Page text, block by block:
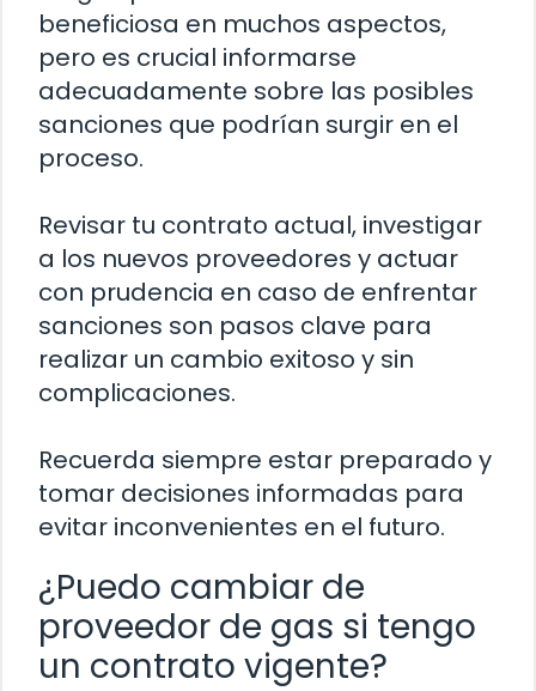
beneficiosa en muchos aspectos,
pero es crucial informarse
adecuadamente sobre las posibles
sanciones que podrían surgir en el
proceso.
Revisar tu contrato actual, investigar
a los nuevos proveedores y actuar
con prudencia en caso de enfrentar
sanciones son pasos clave para
realizar un cambio exitoso y sin
complicaciones.
Recuerda siempre estar preparado y
tomar decisiones informadas para
evitar inconvenientes en el futuro.
¿Puedo cambiar de
proveedor de gas si tengo
un contrato vigente?